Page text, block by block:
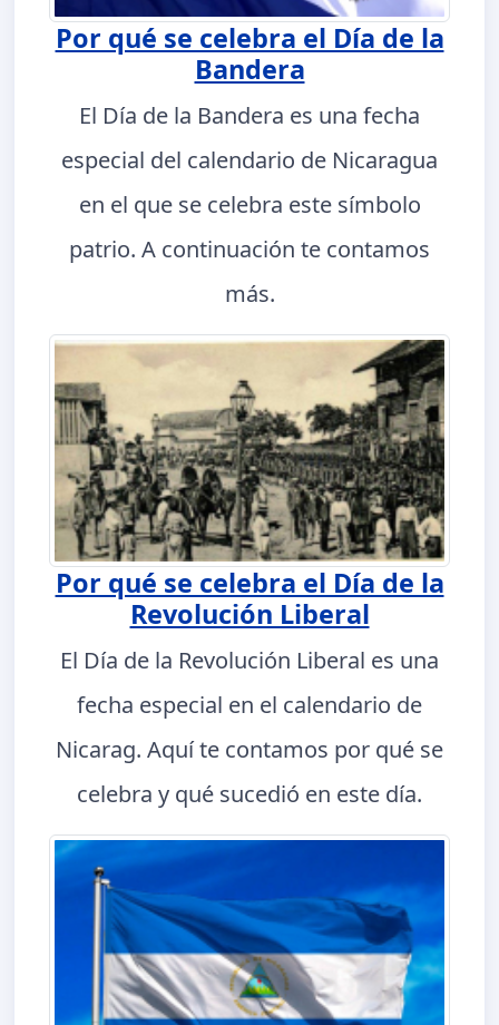
Por qué se celebra el Día de la
Bandera
El Día de la Bandera es una fecha
especial del calendario de Nicaragua
en el que se celebra este símbolo
patrio. A continuación te contamos
más.
Por qué se celebra el Día de la
Revolución Liberal
El Día de la Revolución Liberal es una
fecha especial en el calendario de
Nicarag. Aquí te contamos por qué se
celebra y qué sucedió en este día.